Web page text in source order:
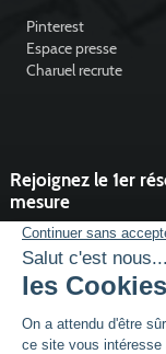
Pinterest
Espace presse
Charuel recrute
Rejoignez le 1er
mesure
Vous souhaitez
Rejoindre un réseau
font la différence ?